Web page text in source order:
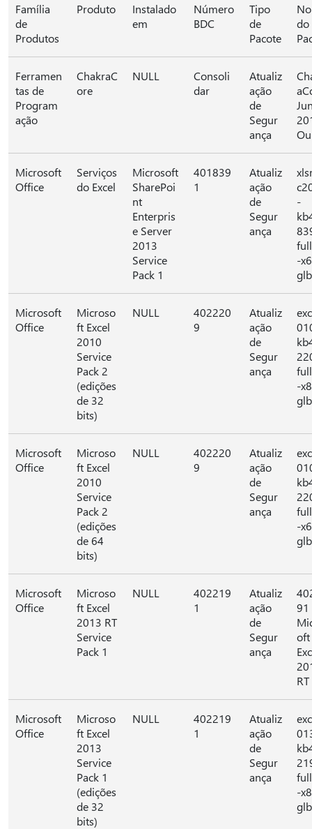
Família
de
Produtos
Produto
Instalado
em
Número
BDC
Tipo
de
Pacote
do
Ferramen
tas de
Program
ação
ChakraC
ore
NULL
Consoli
dar
Atualiz
ação
de
Segur
ança
Microsoft
Office
Serviços
do Excel
Microsoft
SharePoi
nt
Enterpris
e Server
2013
Service
Pack 1
401839
1
Atualiz
ação
de
Segur
ança
-
-
Microsoft
Office
Microso
ft Excel
2010
Service
Pack 2
(edições
de 32
bits)
NULL
402220
9
Atualiz
ação
de
Segur
ança
-
Microsoft
Office
Microso
ft Excel
2010
Service
Pack 2
(edições
de 64
bits)
NULL
402220
9
Atualiz
ação
de
Segur
ança
-
Microsoft
Office
Microso
ft Excel
2013 RT
Service
Pack 1
NULL
402219
1
Atualiz
ação
de
Segur
ança
91
oft
RT
Microsoft
Office
Microso
ft Excel
2013
Service
Pack 1
(edições
de 32
bits)
NULL
402219
1
Atualiz
ação
de
Segur
ança
-